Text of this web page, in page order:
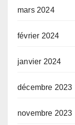
mars 2024
février 2024
janvier 2024
décembre 2023
novembre 2023